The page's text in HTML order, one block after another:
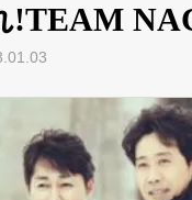
!TEAM